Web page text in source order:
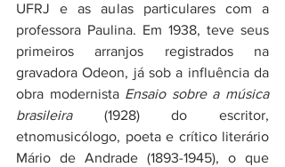
UFRJ e as aulas particulares com a
professora Paulina. Em 1938, teve seus
primeiros arranjos registrados na
gravadora Odeon, já sob a influência da
obra modernista Ensaio sobre a música
brasileira (1928) do escritor,
etnomusicólogo, poeta e crítico literário
Mário de Andrade (1893-1945), o que